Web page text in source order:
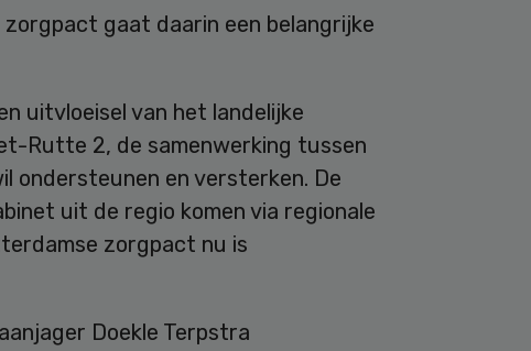
gaat daarin een belangrijke
uitvloeisel van het landelijke
Rutte 2, de samenwerking tussen
ondersteunen en versterken. De
uit de regio komen via regionale
zorgpact nu is
Doekle Terpstra